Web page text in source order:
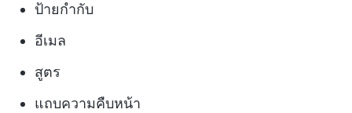
ป้ายกำกับ
อีเมล
สูตร
แถบความคืบหน้า